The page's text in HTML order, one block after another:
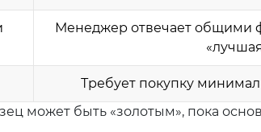
Менеджер отвечает общими
Требует покупку
может быть «золотым», пока